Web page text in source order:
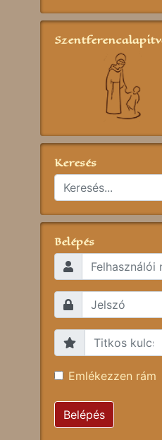
Keresés
Belépés
Emlékezzen rám
Belépés